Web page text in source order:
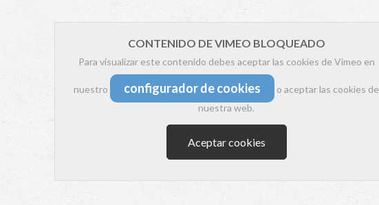
CONTENIDO DE VIMEO BLOQUEADO
Para visualizar este contenido debes aceptar las cookies de Vimeo en
nuestro configurador de cookies
o aceptar las cookies de
nuestra web.
Aceptar cookies